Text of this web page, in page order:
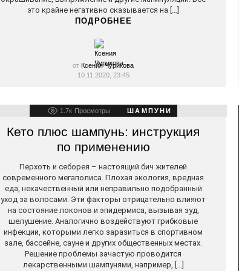
это крайне негативно сказывается на […]
ПОДРОБНЕЕ
от Ксения Чурикова
10.11.2020, 23:45
1.7к Просмотры ШАМПУНИ
Кето плюс шампунь: инструкция
по применению
Перхоть и себорея – настоящий бич жителей
современного мегаполиса. Плохая экология, вредная
еда, некачественный или неправильно подобранный
уход за волосами. Эти факторы отрицательно влияют
на состояние локонов и эпидермиса, вызывая зуд,
шелушение. Аналогично воздействуют грибковые
инфекции, которыми легко заразиться в спортивном
зале, бассейне, сауне и других общественных местах.
Решение проблемы зачастую проводится
лекарственными шампунями, например, […]